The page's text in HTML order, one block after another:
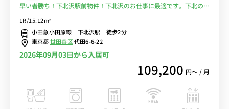
早い者勝ち！下北沢駅前物件！下北沢のお仕事に最適です。下北の充
中！
1R/15.12m²
小田急小田原線 下北沢駅 徒歩2分
東京都世田谷区代田6-6-22
2026年09月03日から入居可
109,200 円〜 / 月